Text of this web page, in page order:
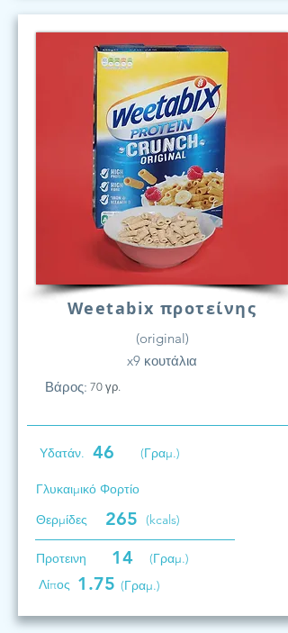
Weetabix προτείνης
(original)
x9 κουτάλια
Βάρος: 70 γρ.
Υδατάν. 46 (Γραμ.)
Γλυκαιμικό Φορτίο
Θερμίδες
265 (kcals)
Προτεινη 14
(Γραμ.)
Λίπος 1.75 (Γραμ.)